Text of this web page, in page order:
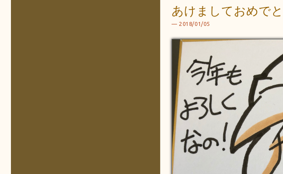
あけましておめで
2018/01/05